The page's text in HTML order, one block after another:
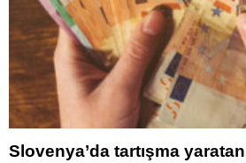
Slovenya’da tartışma